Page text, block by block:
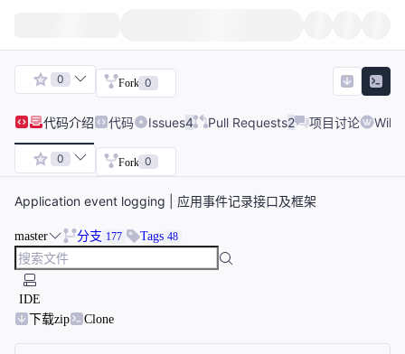
0 Fork 0
代码介绍 代码 Issues4 Pull Requests2 项目讨论 Wiki
0 Fork 0
Application event logging | 应用事件记录接口及框架
master 分支 177 Tags 48
IDE
下载zip
Clone